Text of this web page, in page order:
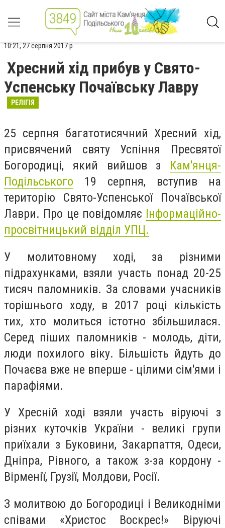
10:21, 27 серпня 2017 р.
Хресний хід прибув у Свято-
Успенську Почаївську Лавру
РЕЛІГІЯ
25 серпня багатотисячний Хресний хід,
присвячений святу Успіння Пресвятої
Богородиці, який вийшов з Кам'янця-
Подільського 19 серпня, вступив на
територію Свято-Успенської Почаївської
Лаври. Про це повідомляє Інформаційно-
просвітницький відділ УПЦ.
У молитовному ході, за різними
підрахунками, взяли участь понад 20-25
тисяч паломників. За словами учасників
торішнього ходу, в 2017 році кількість
тих, хто молиться істотно збільшилася.
Серед піших паломників - молодь, діти,
люди похилого віку. Більшість йдуть до
Почаєва вже не вперше - цілими сім'ями і
парафіями.
У Хресній ході взяли участь віруючі з
різних куточків України - великі групи
приїхали з Буковини, Закарпаття, Одеси,
Дніпра, Рівного, а також з-за кордону -
Вірменії, Грузії, Молдови, Росії.
З молитвою до Богородиці і Великодніми
співами «Христос Воскрес!» Віруючі